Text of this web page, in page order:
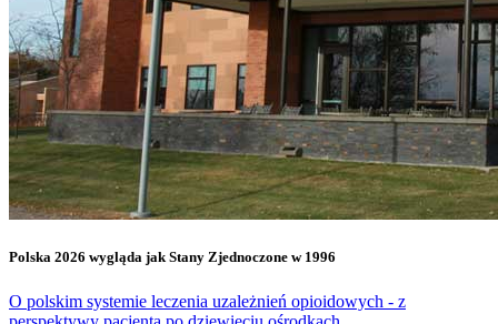
Polska 2026 wygląda jak Stany Zjednoczone w 1996
O polskim systemie leczenia uzależnień opioidowych - z